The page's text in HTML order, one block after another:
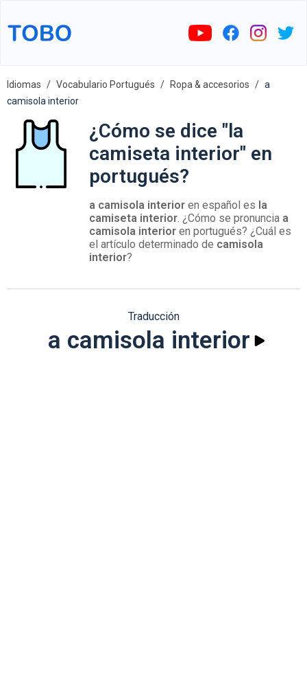
Idiomas Vocabulario Portugués Ropa & accesorios
a
camisola interior
¿Cómo se dice "la
camiseta interior" en
portugués?
a camisola interior en español es la
camiseta interior. ¿Cómo se pronuncia a
camisola interior en portugués? ¿Cuál es
el artículo determinado de camisola
interior?
Traducción
a camisola interior